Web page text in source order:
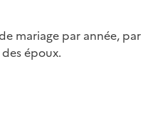
mariage par année, par
époux.